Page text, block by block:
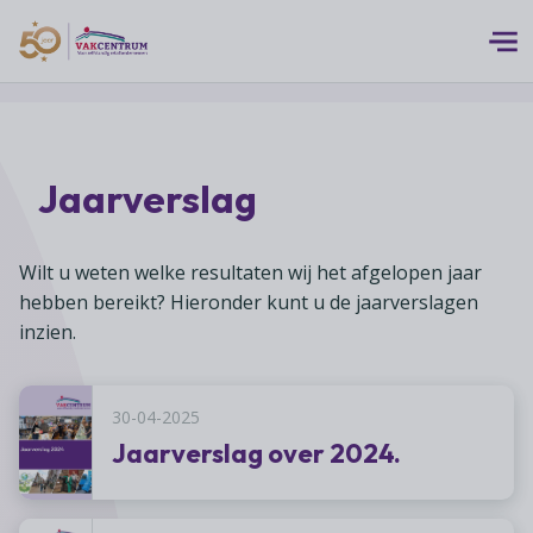
MEERwaarde
Digitalisering
Innovatie
Klanten
Ondernemerschap
Branches
Branches overzicht
Supermarkten
Biologische speciaalzaken
Drogisterijen
Drankenspeciaalzaken
Huishoudelijke artikelenzaken
Advies
Advies overzicht
Bedrijfsjuridisch advies
Bedrijfseconomisch advies
Franchise advies
Vakcentrum Expertise overzicht
Belangenbehartiging
Advies
Over Vakcentrum
Over Vakcentrum overzicht
Jaarverslag
Wilt u weten welke resultaten wij het afgelopen jaar
hebben bereikt? Hieronder kunt u de jaarverslagen
inzien.
30-04-2025
Jaarverslag over 2024.